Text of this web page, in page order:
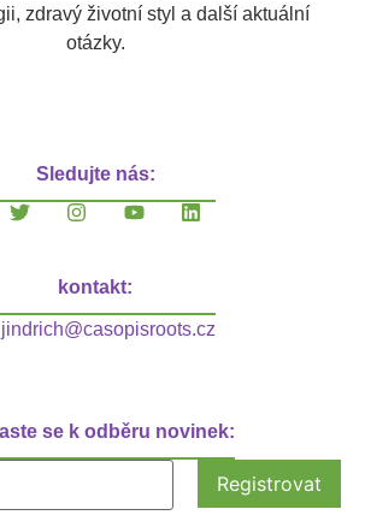
zdravý životní styl a další aktuální
otázky.
Sledujte nás:
kontakt:
jindrich@casopisroots.cz
se k odběru novinek: